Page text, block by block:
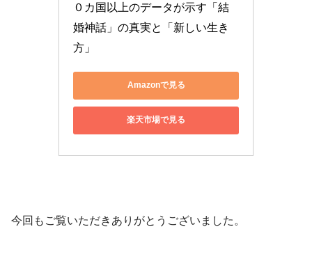
０カ国以上のデータが示す「結
婚神話」の真実と「新しい生き
方」
Amazonで見る
楽天市場で見る
今回もご覧いただきありがとうございました。